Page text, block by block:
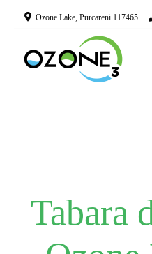
Ozone Lake, Purcareni 117465
Tabara